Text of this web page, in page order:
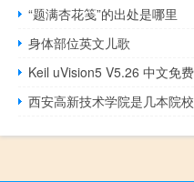
“题满杏花笺”的出处是哪里
身体部位英文儿歌
西安高新技术学院是几本院校